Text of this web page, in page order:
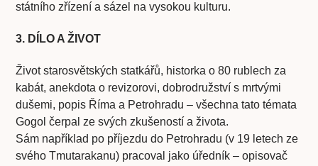
státního zřízení a sázel na vysokou kulturu.
3. DÍLO A ŽIVOT
Život starosvětských statkářů, historka o 80 rublech za
kabát, anekdota o revizorovi, dobrodružství s mrtvými
dušemi, popis Říma a Petrohradu – všechna tato témata
Gogol čerpal ze svých zkušeností a života.
Sám například po příjezdu do Petrohradu (v 19 letech ze
svého Tmutarakanu) pracoval jako úředník – opisovač